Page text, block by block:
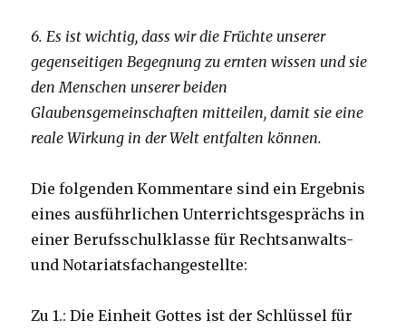
6. Es ist wichtig, dass wir die Früchte unserer
gegenseitigen Begegnung zu ernten wissen und sie
den Menschen unserer beiden
Glaubensgemeinschaften mitteilen, damit sie eine
reale Wirkung in der Welt entfalten können.
Die folgenden Kommentare sind ein Ergebnis
eines ausführlichen Unterrichtsgesprächs in
einer Berufsschulklasse für Rechtsanwalts-
und Notariatsfachangestellte:
Zu 1.: Die Einheit Gottes ist der Schlüssel für